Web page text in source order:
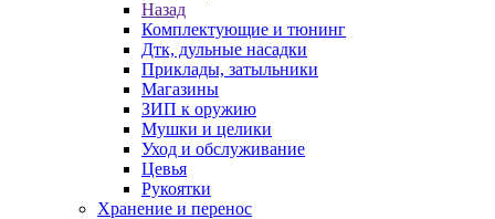
Назад
Комплектующие и тюнинг
Дтк, дульные насадки
Приклады, затыльники
Магазины
ЗИП к оружию
Мушки и целики
Уход и обслуживание
Цевья
Рукоятки
Хранение и перенос